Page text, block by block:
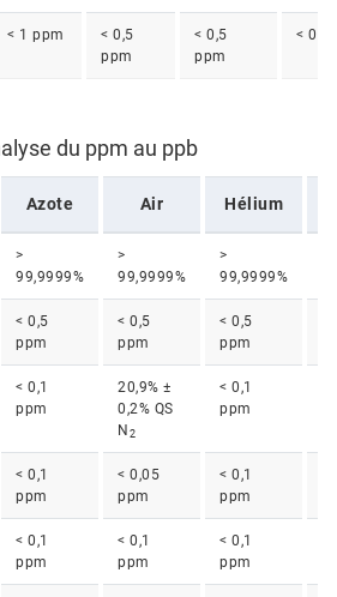
< 1 ppm
< 0,5
ppm
< 0,5
ppm
< 0,5
du ppm au ppb
Azote Air Hélium
>
99,9999%
>
99,9999%
>
99,9999%
< 0,5
ppm
< 0,5
ppm
< 0,5
ppm
< 0,1
ppm
20,9% ±
0,2% QS
N 2
< 0,1
ppm
< 0,1
ppm
< 0,05
ppm
< 0,1
ppm
< 0,1
ppm
< 0,1
ppm
< 0,1
ppm